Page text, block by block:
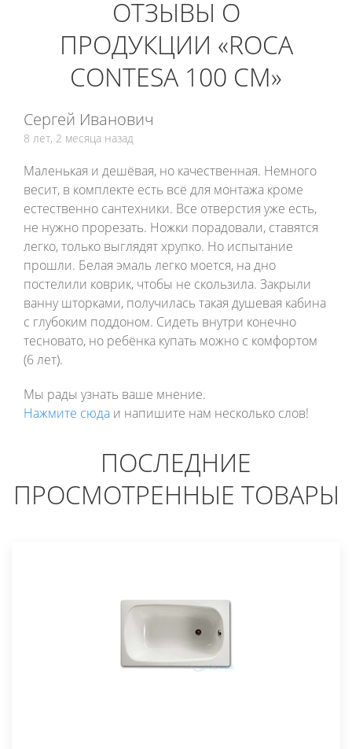
ОТЗЫВЫ О
ПРОДУКЦИИ «ROCA
CONTESA 100 СМ»
Сергей Иванович
8 лет, 2 месяца назад
Маленькая и дешёвая, но качественная. Немного
весит, в комплекте есть всё для монтажа кроме
естественно сантехники. Все отверстия уже есть,
не нужно прорезать. Ножки порадовали, ставятся
легко, только выглядят хрупко. Но испытание
прошли. Белая эмаль легко моется, на дно
постелили коврик, чтобы не скользила. Закрыли
ванну шторками, получилась такая душевая кабина
с глубоким поддоном. Сидеть внутри конечно
тесновато, но ребёнка купать можно с комфортом
(6 лет).
Мы рады узнать ваше мнение.
Нажмите сюда и напишите нам несколько слов!
ПОСЛЕДНИЕ
ПРОСМОТРЕННЫЕ ТОВАРЫ